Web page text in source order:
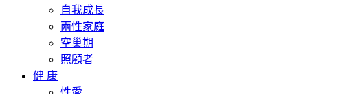
自我成長
兩性家庭
空巢期
照顧者
健 康